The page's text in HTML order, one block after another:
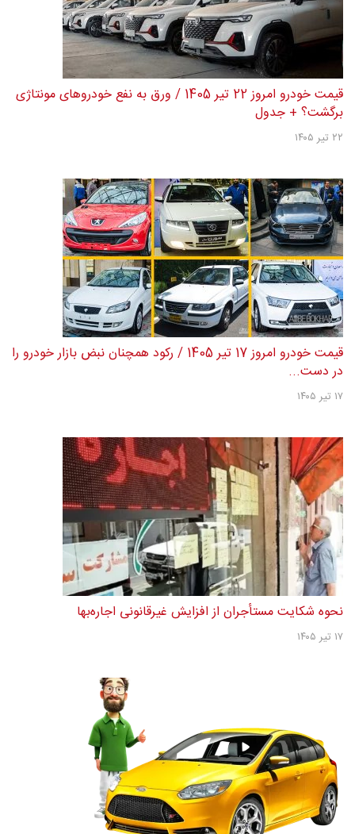
قیمت خودرو امروز 22 تیر 1405 / ورق به نفع خودروهای مونتاژی
برگشت؟ + جدول
۲۲ تیر ۱۴۰۵
قیمت خودرو امروز 17 تیر 1405 / رکود همچنان نبض بازار خودرو را
در دست...
۱۷ تیر ۱۴۰۵
نحوه شکایت مستأجران از افزایش غیرقانونی اجاره‌بها
۱۷ تیر ۱۴۰۵